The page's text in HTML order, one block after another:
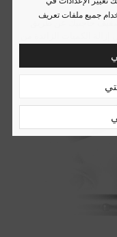
حاجبيك عن طريق
الكميات الزائدة من
جميع ملفات تعريف